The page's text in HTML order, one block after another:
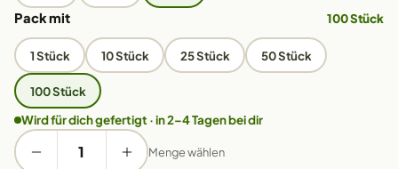
Pack mit 100 Stück
1 Stück 10 Stück 25 Stück 50 Stück
100 Stück
Wird für dich gefertigt · in 2–4 Tagen bei dir
Menge wählen